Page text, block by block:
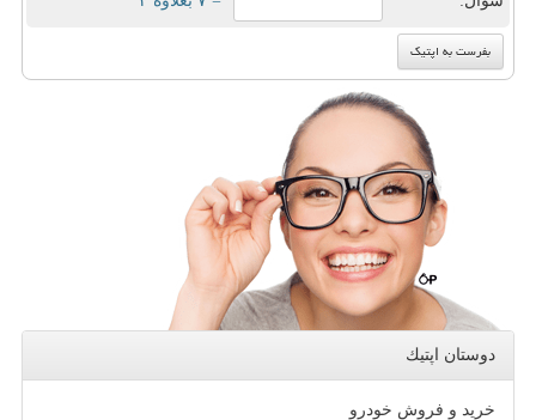
دوستان اپتیك
خرید و فروش خودرو